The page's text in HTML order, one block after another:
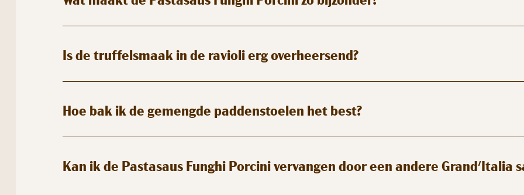
Is de truffelsmaak in de ravioli erg overheersend?
Hoe bak ik de gemengde paddenstoelen het best?
Kan ik de Pastasaus Funghi Porcini vervangen door een andere Grand'Italia